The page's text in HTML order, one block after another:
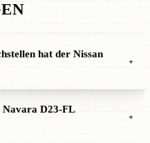
hat der Nissan
+
Navara D23-FL
+